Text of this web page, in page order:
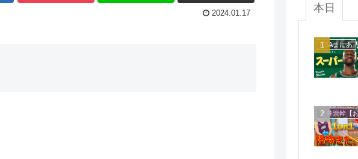
2024.01.17 本日
NBAまにあ